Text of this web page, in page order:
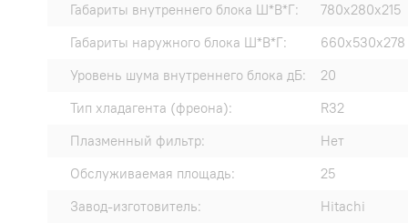
Габариты внутреннего блока Ш*В*Г:
780x280x215
Габариты наружного блока Ш*В*Г:
660x530x278
Уровень шума внутреннего блока дБ:
20
Тип хладагента (фреона):
R32
Плазменный фильтр:
Нет
Обслуживаемая площадь:
25
Завод-изготовитель:
Hitachi